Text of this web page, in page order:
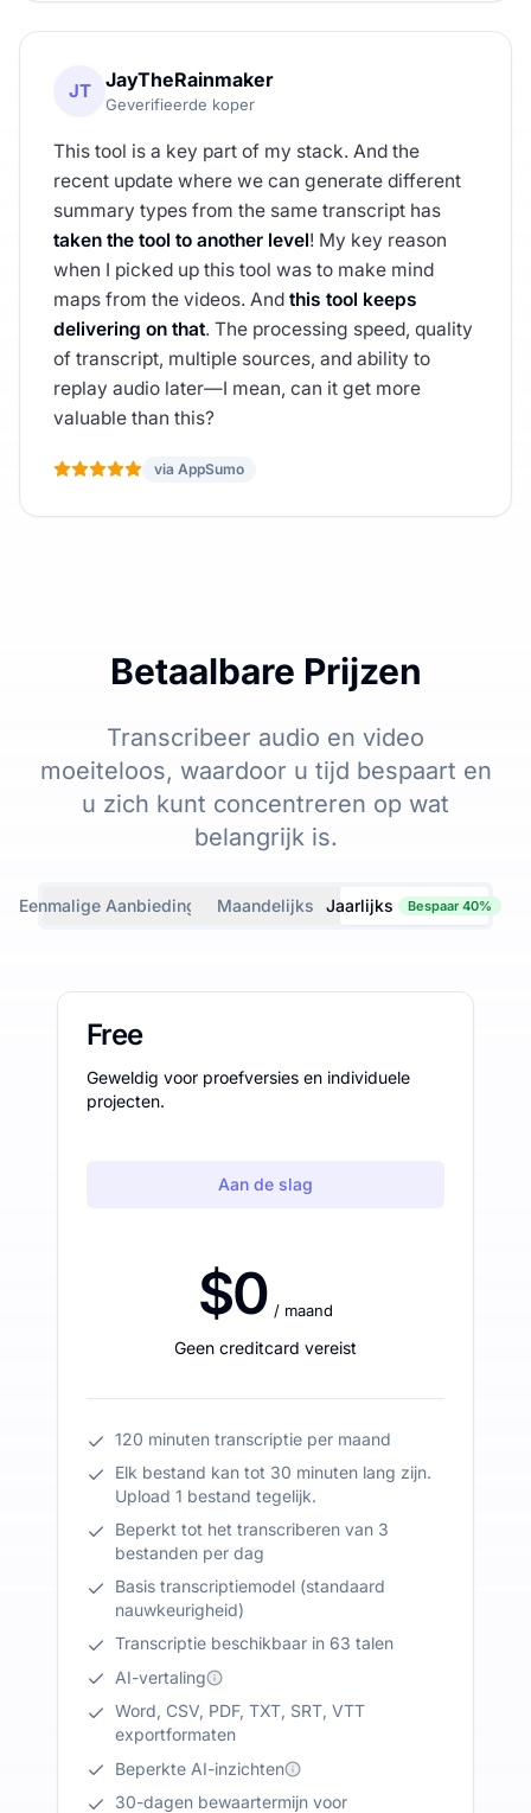
JT JayTheRainmaker
Geverifieerde koper
This tool is a key part of my stack. And the
recent update where we can generate different
summary types from the same transcript has
taken the tool to another level! My key reason
when I picked up this tool was to make mind
maps from the videos. And this tool keeps
delivering on that. The processing speed, quality
of transcript, multiple sources, and ability to
replay audio later—I mean, can it get more
valuable than this?
via AppSumo
Betaalbare Prijzen
Transcribeer audio en video
moeiteloos, waardoor u tijd bespaart en
u zich kunt concentreren op wat
belangrijk is.
Eenmalige Aanbiedingen Maandelijks Jaarlijks Bespaar 40%
Free
Geweldig voor proefversies en individuele
projecten.
Aan de slag
$0 / maand
Geen creditcard vereist
120 minuten transcriptie per maand
Elk bestand kan tot 30 minuten lang zijn.
Upload 1 bestand tegelijk.
Beperkt tot het transcriberen van 3
bestanden per dag
Basis transcriptiemodel (standaard
nauwkeurigheid)
Transcriptie beschikbaar in 63 talen
AI-vertaling
Word, CSV, PDF, TXT, SRT, VTT
exportformaten
Beperkte AI-inzichten
30-dagen bewaartermijn voor